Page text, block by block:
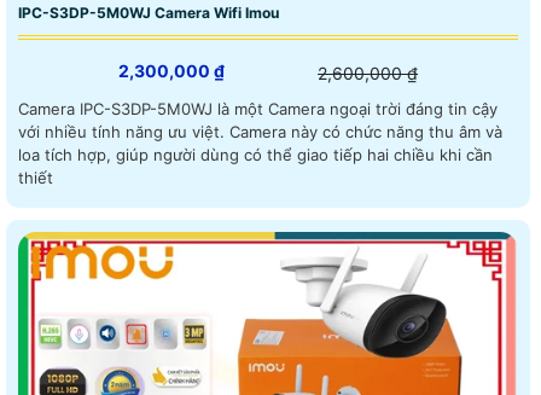
IPC-S3DP-5M0WJ Camera Wifi Imou
2,300,000 ₫ 2,600,000 ₫
Camera IPC-S3DP-5M0WJ là một Camera ngoại trời đáng tin cậy
với nhiều tính năng ưu việt. Camera này có chức năng thu âm và
loa tích hợp, giúp người dùng có thể giao tiếp hai chiều khi cần
thiết